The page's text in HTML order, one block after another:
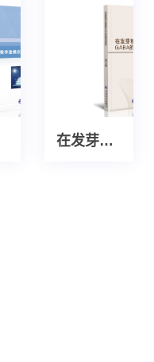
在发芽糙米中富集的GABA的功能及其研究